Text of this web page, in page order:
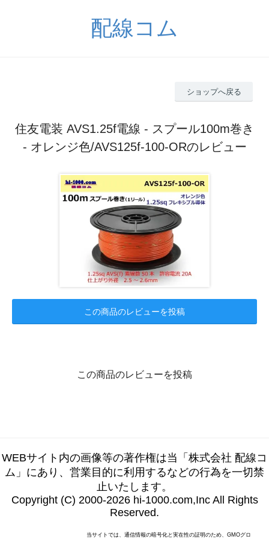
配線コム
ショップへ戻る
住友電装 AVS1.25f電線 - スプール100m巻き
- オレンジ色/AVS125f-100-ORのレビュー
この商品のレビューを投稿
この商品のレビューを投稿
WEBサイト内の画像等の著作権は当「株式会社 配線コ
ム」にあり、営業目的に利用するなどの行為を一切禁
止いたします。
Copyright (C) 2000-2026 hi-1000.com,Inc All Rights
Reserved.
当サイトでは、通信情報の暗号化と実在性の証明のため、GMOグロ